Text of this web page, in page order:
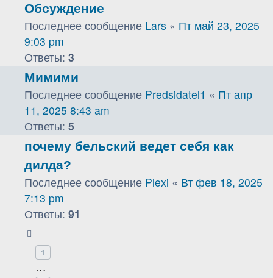
Обсуждение
Последнее сообщение Lars « Пт май 23, 2025
9:03 pm
Ответы: 3
Мимими
Последнее сообщение Predsidatel1 « Пт апр
11, 2025 8:43 am
Ответы: 5
почему бельский ведет себя как
дилда?
Последнее сообщение Plexi « Вт фев 18, 2025
7:13 pm
Ответы: 91
1
…